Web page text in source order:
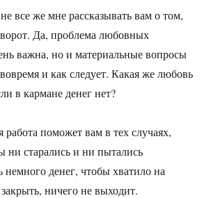
все же мне рассказывать вам о том,
Да, проблема любовных
важна, но и материальные вопросы
и как следует. Какая же любовь
в кармане денег нет?
работа поможет вам в тех случаях,
ни старались и ни пытались
немного денег, чтобы хватило на
ничего не выходит.